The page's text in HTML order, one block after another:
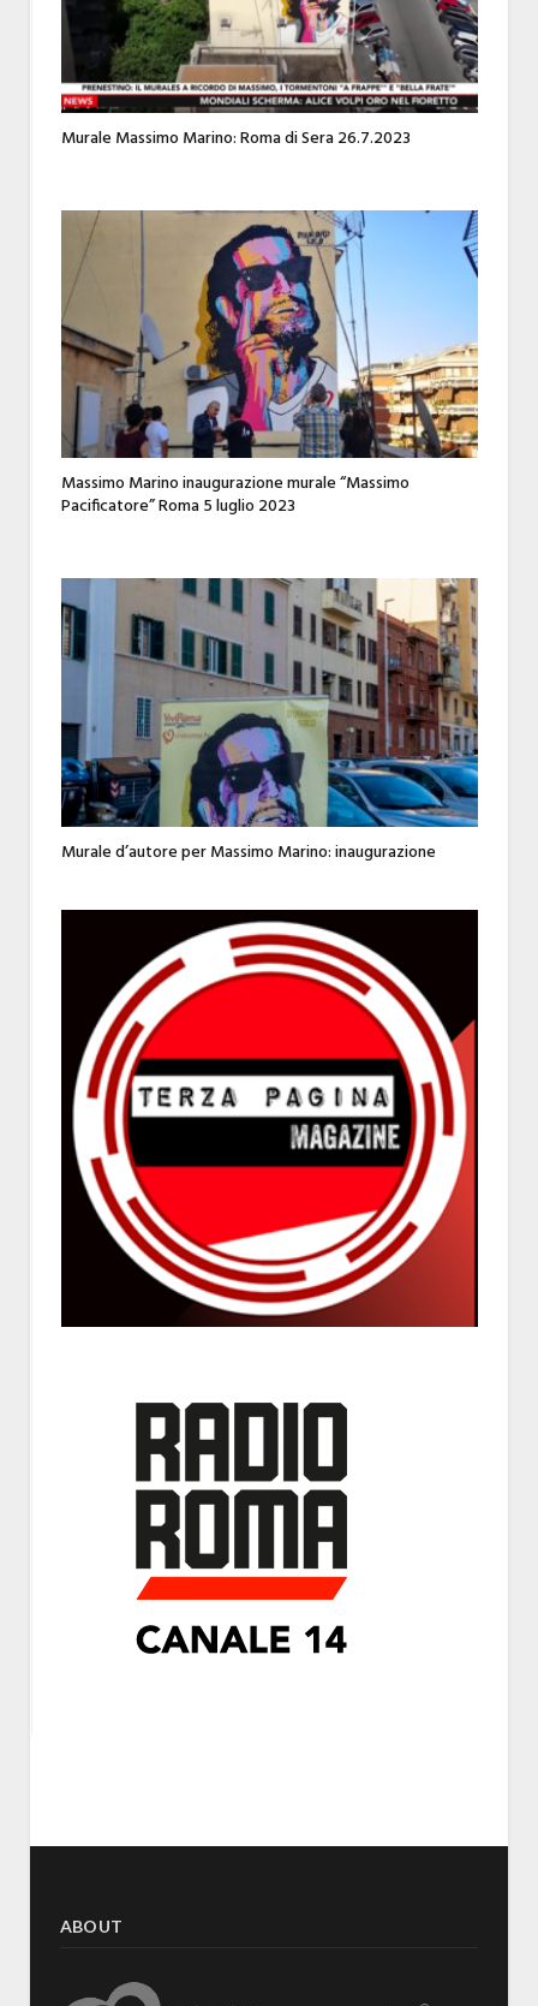
Murale Massimo Marino: Roma di Sera 26.7.2023
Massimo Marino inaugurazione murale “Massimo
Pacificatore” Roma 5 luglio 2023
Murale d’autore per Massimo Marino: inaugurazione
ABOUT